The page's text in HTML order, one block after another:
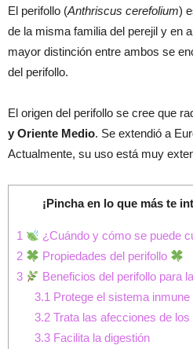
El perifollo (Anthriscus cerefolium)
de la misma familia del perejil y en
mayor distinción entre ambos se
del perifollo.
El origen del perifollo se cree que
y Oriente Medio. Se extendió a
Actualmente, su uso está muy
¡Pincha en lo que más te
1
¿Cuándo y cómo se puede
2
Propiedades del perifollo
3
Beneficios del perifollo para
3.1 Protege el sistema inmune
3.2Trata las afecciones de los
3.3Facilita la digestión